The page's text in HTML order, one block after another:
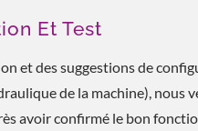
Et Test
et des suggestions de
de la machine), nous
avoir confirmé le bon